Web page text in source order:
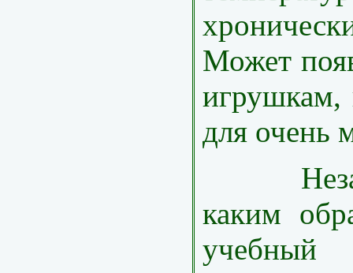
Может
игрушкам,
для очень
каким